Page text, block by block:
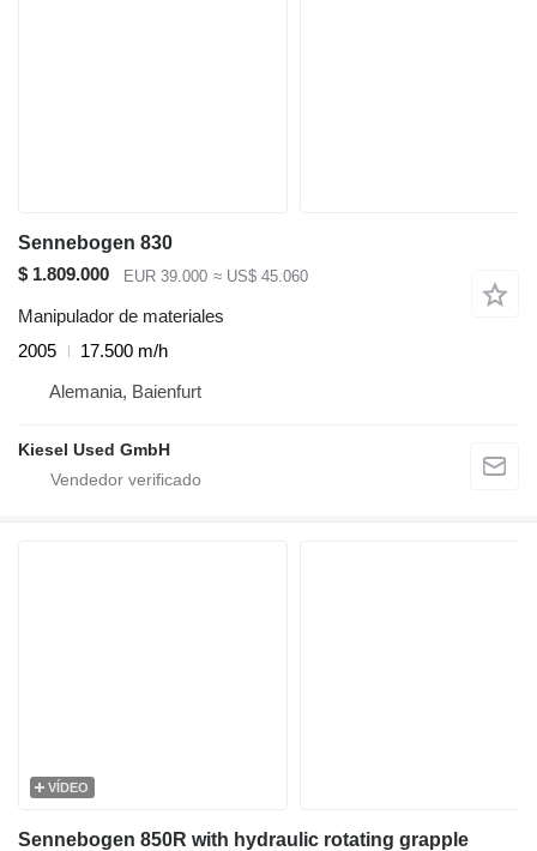
Sennebogen 830
$ 1.809.000
EUR 39.000 ≈ US$ 45.060
Manipulador de materiales
2005
17.500 m/h
Alemania, Baienfurt
Kiesel Used GmbH
VÍDEO
Sennebogen 850R with hydraulic rotating grapple